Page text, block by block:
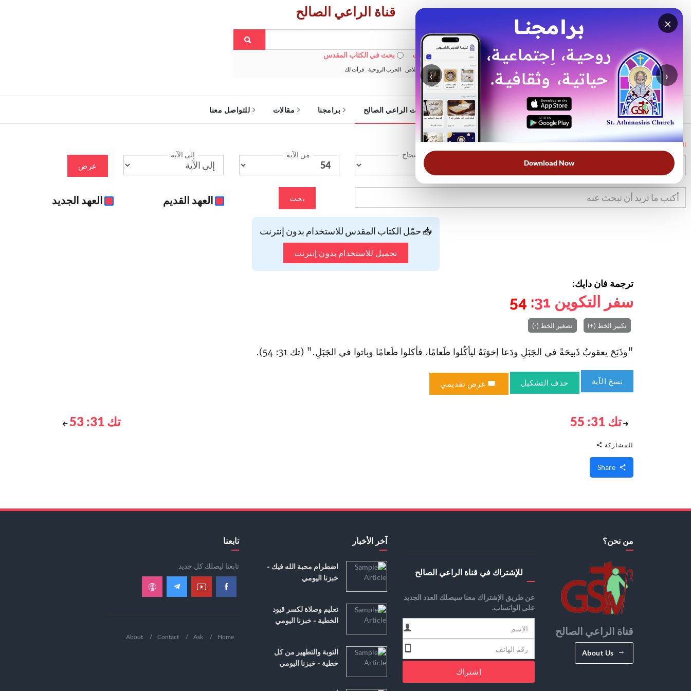
×
‹ ›
Download Now
قناة الراعي الصالح
بحث في الويبسايت بحث في الكتاب المقدس
الأكثر بحثًا: خبزنا اليومي الخلاص الحرب الروحية قرأت لك
الرئيسية خدمات الراعي الصالح برامجنا مقالات للتواصل معنا
الرئيسية
الإصحاح من الآية إلى الآية
عرض
بحث العهد القديم العهد الجديد
📥 حمّل الكتاب المقدس للاستخدام بدون إنترنت
تحميل للاستخدام بدون إنترنت
ترجمة فان دايك:
سفر التكوين 31
: 54
تكبير الخط (+) تصغير الخط (-)
"وذَبَحَ يعقوبُ ذَبيحَةً في الجَبَلِ ودَعا إخوَتَهُ ليأكُلوا طَعامًا، فأكلوا طَعامًا وباتوا في الجَبَلِ." (تك 31: 54).
نسخ الآية حذف التشكيل عرض تقديمي
تك 31: 55 تك 31: 53
للمشاركة
من نحن؟
قناة الراعي الصالح
About Us
للإشتراك في قناة الراعي الصالح
عن طريق الإشتراك معنا سيصلك العدد الجديد
على الواتساب.
إشتراك
آخر الأخبار
اضطرام محبة الله فيك -
خبزنا اليومي
تعليم وصلاة لكسر قيود
الخطية - خبزنا اليومي
التوبة والتطهير من كل
خطية - خبزنا اليومي
تابعنا
تابعنا ليصلك كل جديد
Home
Ask
Contact
About